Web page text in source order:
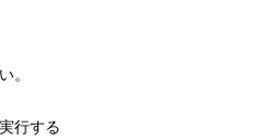
。
行する